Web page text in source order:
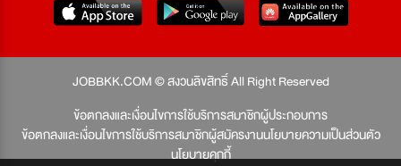
JOBBKK.COM © สงวนลิขสิทธิ์ All Right Reserved
ข้อตกลงและเงื่อนไขการใช้บริการสมาชิกผู้ประกอบการ
ข้อตกลงและเงื่อนไขการใช้บริการสมาชิกผู้สมัครงานนโยบายความเป็นส่วนตัว
นโยบายคุกกี้